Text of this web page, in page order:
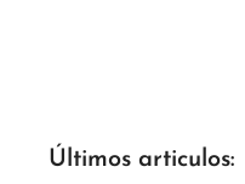
Últimos articulos: